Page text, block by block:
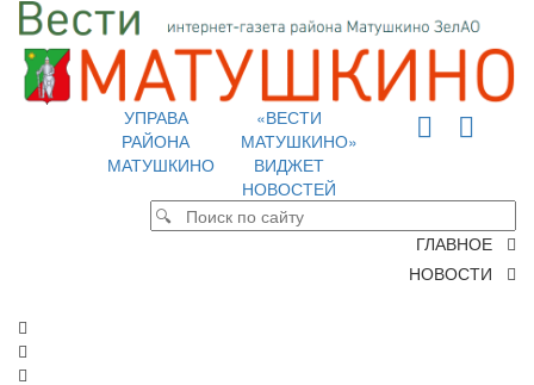
УПРАВА
РАЙОНА
МАТУШКИНО
«ВЕСТИ
МАТУШКИНО»
ВИДЖЕТ
НОВОСТЕЙ
ГЛАВНОЕ
НОВОСТИ